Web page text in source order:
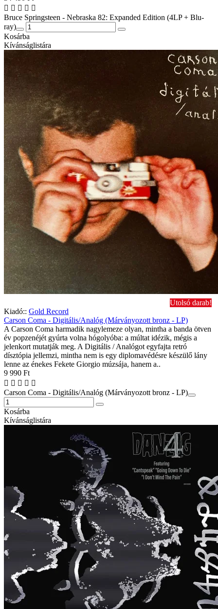
Bruce Springsteen - Nebraska 82: Expanded Edition (4LP + Blu-
ray)
Kosárba
Kívánságlistára
Utolsó darab!
Kiadó:: Gold Record
Carson Coma - Digitális/Analóg (Márványozott bronz - LP)
A Carson Coma harmadik nagylemeze olyan, mintha a banda ötven
év popzenéjét gyúrta volna hógolyóba: a múltat idézik, mégis a
jelenkort mutatják meg. A Digitális / Analógot egyfajta retró
dísztópia jellemzi, mintha nem is egy diplomavédésre készülő lány
lenne az énekes Fekete Giorgio múzsája, hanem a..
9 990 Ft
Carson Coma - Digitális/Analóg (Márványozott bronz - LP)
Kosárba
Kívánságlistára